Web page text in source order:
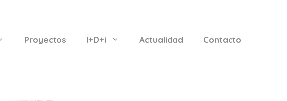
Proyectos I+D+i Actualidad Contacto